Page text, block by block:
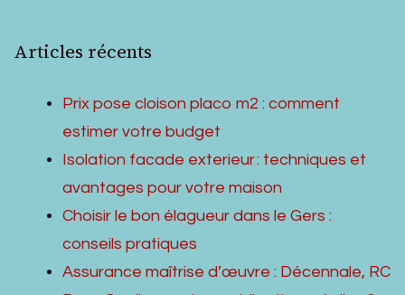
Articles récents
Prix pose cloison placo m2 : comment
estimer votre budget
Isolation facade exterieur : techniques et
avantages pour votre maison
Choisir le bon élagueur dans le Gers :
conseils pratiques
Assurance maîtrise d’œuvre : Décennale, RC